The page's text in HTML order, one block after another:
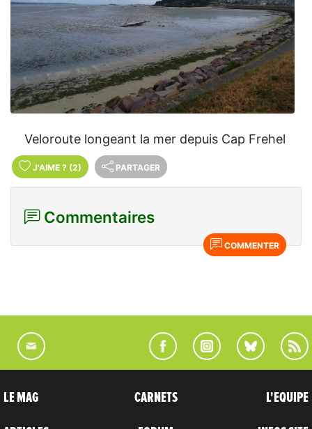
Veloroute longeant la mer depuis Cap Frehel
J'AIME ? (2) PARTAGER
Commentaires
COMMENTER
LE MAG CARNETS L'EQUIPE